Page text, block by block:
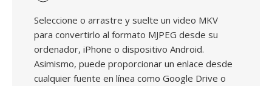
Seleccione o arrastre y suelte un video MKV
para convertirlo al formato MJPEG desde su
ordenador, iPhone o dispositivo Android.
Asimismo, puede proporcionar un enlace desde
cualquier fuente en línea como Google Drive o